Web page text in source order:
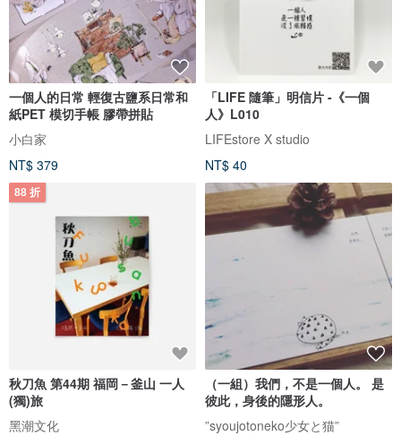
一個人的日常 輕復古鹽系日常和
紙PET 模切手帳 膠帶拼貼
小白家
NT$ 379
「LIFE 隨筆」明信片 -《一個
人》L010
LIFEstore X studio
NT$ 40
88 折
秋刀魚 第44期 福岡－釜山 一人
(獨)旅
黑潮文化
（一組）我們，不是一個人。 是
彼此，身後的隱形人。
”syoujotoneko少女と猫”